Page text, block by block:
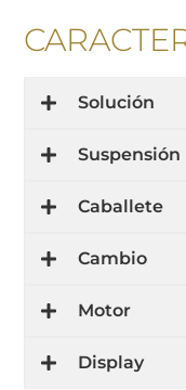
Solución
Suspensión
Caballete
Cambio
Motor
Display